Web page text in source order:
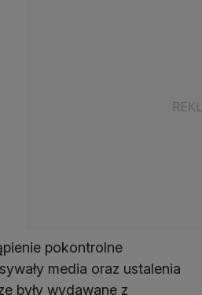
pokontrolne
media oraz ustalenia
były wydawane z